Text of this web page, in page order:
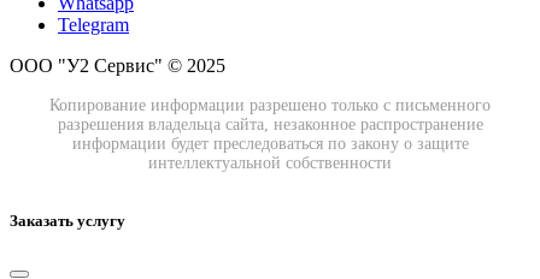
Telegram
ООО "У2 Сервис" © 2025
Копирование информации разрешено только с письменного
разрешения владельца сайта, незаконное распространение
информации будет преследоваться по закону о защите
интеллектуальной собственности
Заказать услугу